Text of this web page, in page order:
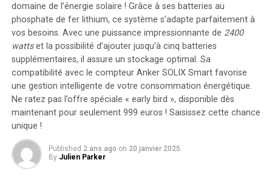
Ben Rapoport, cofondateur et directeur scientifique de
Precision Neuroscience, a développé des réseaux
d’électrodes fins et flexibles pouvant être insérés sous le
crâne par une petite incision. Une fois à l’intérieur, ces
électrodes se posent sur le cerveau d’une personne,
collectant les signaux des neurones.
À ce jour, 17 personnes ont reçu ces électrodes sur leur
cerveau, permettant à Rapoport de capturer comment
leurs cerveaux forment des pensées. Découvrez sa vidéo
montrant le cerveau en action.
domaine de l’énergie solaire ! Grâce à ses batteries au
phosphate de fer lithium, ce système s’adapte parfaitement à
vos besoins. Avec une puissance impressionnante de 2400
wattset la possibilité d’ajouter jusqu’à cinq batteries
supplémentaires, il assure un stockage optimal. Sa
compatibilité avec le compteur Anker SOLIX Smart favorise
une gestion intelligente de votre consommation énergétique.
Ne ratez pas l’offre spéciale « early bird », disponible dès
maintenant pour seulement 999 euros ! Saisissez cette chance
unique !
Published 2 ans ago on 20 janvier 2025
By Julien Parker